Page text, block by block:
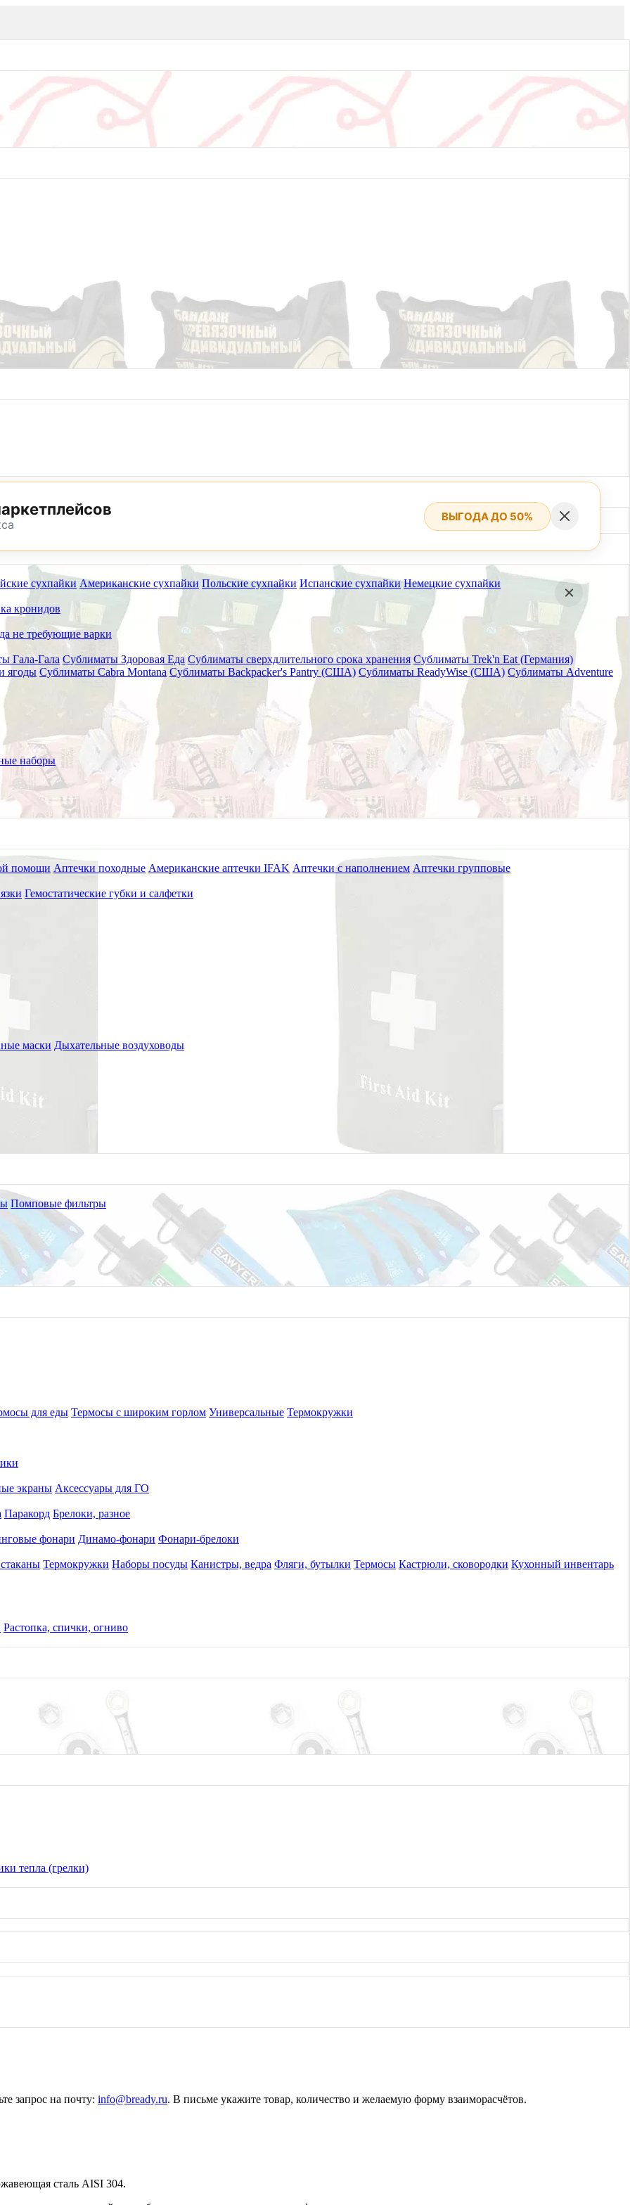
сухпайки Американские сухпайки Польские сухпайки Испанские сухпайки Немецкие сухпайки
кронидов
не требующие варки
Гала-Гала Сублиматы Здоровая Еда Сублиматы сверхдлительного срока хранения Сублиматы Trek'n Eat (Германия)
ягоды Сублиматы Cabra Montana Сублиматы Backpacker's Pantry (США) Сублиматы ReadyWise (США) Сублиматы Adventure
наборы
помощи Аптечки походные Американские аптечки IFAK Аптечки с наполнением Аптечки групповые
Гемостатические губки и салфетки
маски Дыхательные воздуховоды
Помповые фильтры
для еды Термосы с широким горлом Универсальные Термокружки
экраны Аксессуары для ГО
Паракорд Брелоки, разное
фонари Динамо-фонари Фонари-брелоки
Термокружки Наборы посуды Канистры, ведра Фляги, бутылки Термосы Кастрюли, сковородки Кухонный инвентарь
Растопка, спички, огниво
тепла (грелки)
8 (495) 782-73-32
ВЫГОДА ДО 50%
работать на самовывоз в субботу 8 и 15 августа.
после оформления заказа – 500 руб;
15 км от МКАД по согласованию с менеджером)
курьеров, требует согласования с менеджером).
до терминала в г.Алма-Ата
запрос на почту: info@bready.ru. В письме укажите товар, количество и желаемую форму взаиморасчётов.
сталь AISI 304.